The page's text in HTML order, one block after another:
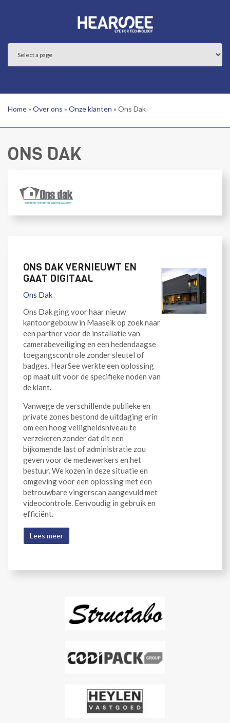
Home» Over ons » Onze klanten » Ons Dak
ONS DAK
ONS DAK VERNIEUWT EN
GAAT DIGITAAL
Ons Dak
Ons Dak ging voor haar nieuw
kantoorgebouw in Maaseik op zoek naar
een partner voor de installatie van
camerabeveiliging en een hedendaagse
toegangscontrole zonder sleutel of
badges. HearSee werkte een oplossing
op maat uit voor de specifieke noden van
de klant.
Vanwege de verschillende publieke en
private zones bestond de uitdaging erin
om een hoog veiligheidsniveau te
verzekeren zonder dat dit een
bijkomende last of administratie zou
geven voor de medewerkers en het
bestuur. We kozen in deze situatie en
omgeving voor een oplossing met een
betrouwbare vingerscan aangevuld met
videocontrole. Eenvoudig in gebruik en
efficiënt.
Lees meer